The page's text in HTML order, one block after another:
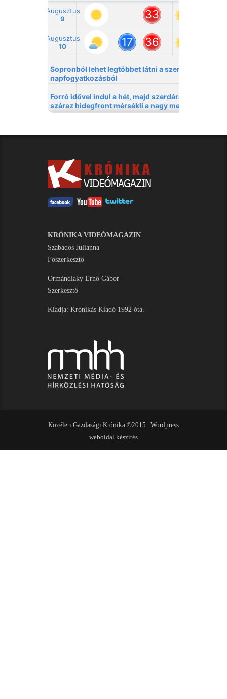
KRÓNIKA VIDEÓMAGAZIN
Szabados Julianna
Főszerkesztő
Ormándlaky Ernő Gábor
Szerkesztő
Kiadja: Krónikás Kiadó 1992 óta.
Közéleti Gazdasági Krónika ©2015 | Wordpress
weboldal készítés